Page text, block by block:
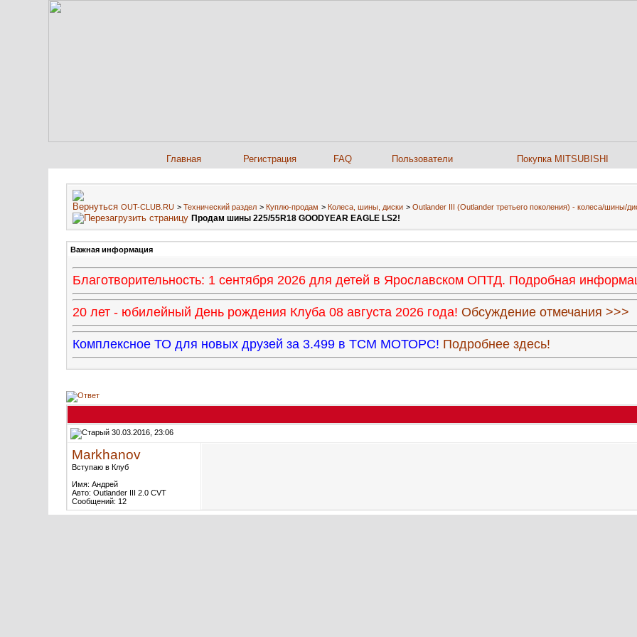
Главная Регистрация FAQ Пользователи Покупка MITSUBISHI
OUT-CLUB.RU > Технический раздел > Куплю-продам > Колеса, шины, диски > Outlander III (Outlander третьего поколения) - колеса/шины/
Продам шины 225/55R18 GOODYEAR EAGLE LS2!
Важная информация
Благотворительность: 1 сентября 2026 для детей в Ярославском ОПТД. Подробная
20 лет - юбилейный День рождения Клуба 08 августа 2026 года! Обсуждение отмечания >>>
Комплексное ТО для новых друзей за 3.499 в ТСМ МОТОРС! Подробнее здесь!
30.03.2016, 23:06
Markhanov
Вступаю в Клуб
Имя: Андрей
Авто: Outlander III 2.0 CVT
Сообщений: 12